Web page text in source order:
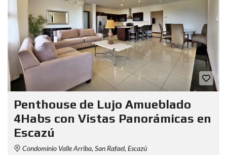
Penthouse de Lujo Amueblado
4Habs con Vistas Panorámicas en
Escazú
Condominio Valle Arriba, San Rafael, Escazú